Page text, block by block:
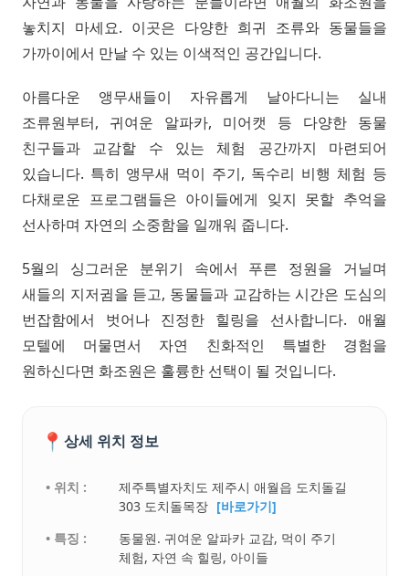
놓치지 마세요. 이곳은 다양한 희귀 조류와 동물들을
가까이에서 만날 수 있는 이색적인 공간입니다.
아름다운 앵무새들이 자유롭게 날아다니는 실내
조류원부터, 귀여운 알파카, 미어캣 등 다양한 동물
친구들과 교감할 수 있는 체험 공간까지 마련되어
있습니다. 특히 앵무새 먹이 주기, 독수리 비행 체험 등
다채로운 프로그램들은 아이들에게 잊지 못할 추억을
선사하며 자연의 소중함을 일깨워 줍니다.
5월의 싱그러운 분위기 속에서 푸른 정원을 거닐며
새들의 지저귐을 듣고, 동물들과 교감하는 시간은 도심의
번잡함에서 벗어나 진정한 힐링을 선사합니다. 애월
모텔에 머물면서 자연 친화적인 특별한 경험을
원하신다면 화조원은 훌륭한 선택이 될 것입니다.
📍 상세 위치 정보
• 위치 :
제주특별자치도 제주시 애월읍 도치돌길
303 도치돌목장 [바로가기]
• 특징 :
동물원. 귀여운 알파카 교감, 먹이 주기
체험, 자연 속 힐링, 아이들